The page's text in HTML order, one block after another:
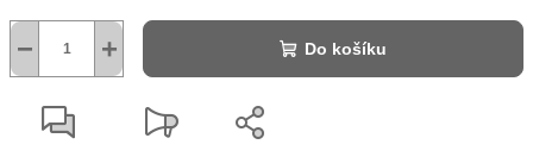
+
− Do košíku